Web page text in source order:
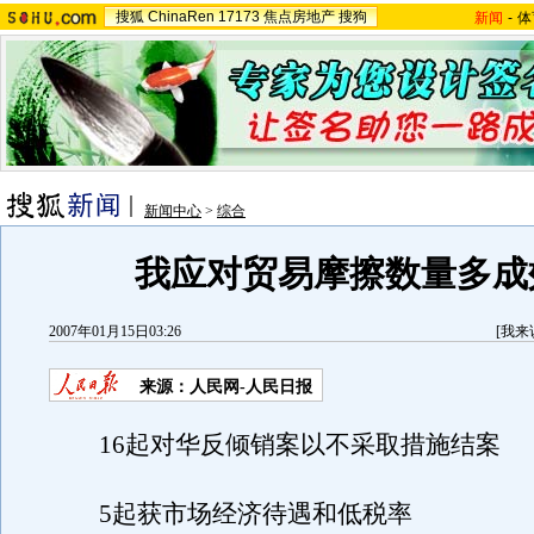
搜狐 ChinaRen 17173 焦点房地产 搜狗 新闻 -
新闻中心 > 综合
我应对贸易摩擦数量多
2007年01月15日03:26 [我来
来源：人民网-人民日报
16起对华反倾销案以不采取措施结案
5起获市场经济待遇和低税率